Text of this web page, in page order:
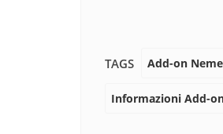
TAGS Add-on
Informazioni Add-